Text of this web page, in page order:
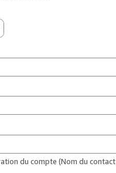
du compte (Nom du